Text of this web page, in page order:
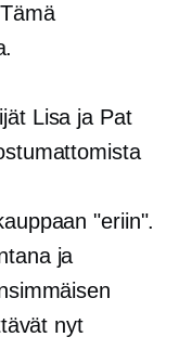
Lisa ja Pat
"eriin".
ja
nyt